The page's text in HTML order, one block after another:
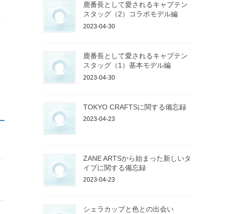
鹿番長として愛されるキャプテン
スタッグ（2）コラボモデル編
2023-04-30
鹿番長として愛されるキャプテン
スタッグ（1）基本モデル編
2023-04-30
TOKYO CRAFTSに関する備忘録
2023-04-23
ZANE ARTSから始まった新しいタ
イプに関する備忘録
2023-04-23
シェラカップと色との出会い